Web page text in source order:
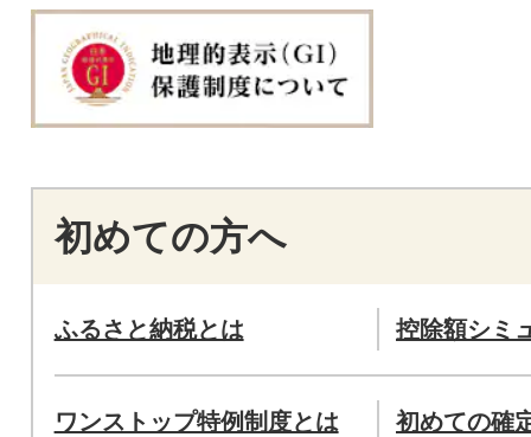
初めての方へ
ふるさと納税とは 控除額シミ
ワンストップ特例制度とは 初めての確